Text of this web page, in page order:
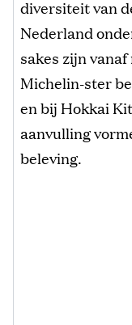
diversiteit van
Nederland
sakes zijn
Michelin-ster
en bij Hokkai
aanvulling
beleving.